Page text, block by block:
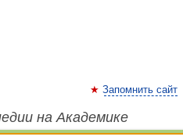
Запомнить сайт
на Академике